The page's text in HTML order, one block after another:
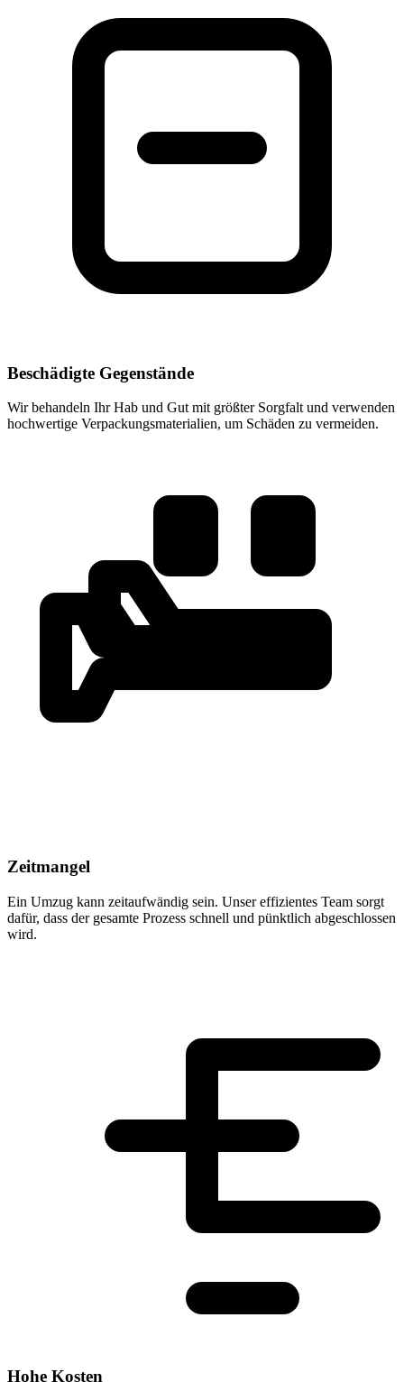
Beschädigte Gegenstände
Wir behandeln Ihr Hab und Gut mit größter Sorgfalt und verwenden
hochwertige Verpackungsmaterialien, um Schäden zu vermeiden.
Zeitmangel
Ein Umzug kann zeitaufwändig sein. Unser effizientes Team sorgt
dafür, dass der gesamte Prozess schnell und pünktlich abgeschlossen
wird.
Hohe Kosten